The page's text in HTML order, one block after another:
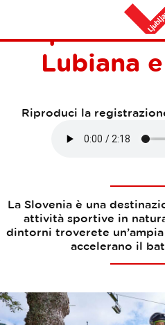
Casa
Sport
Lubiana
Riproduci la
La Slovenia è una
attività sportive in
dintorni troverete
accelerano il